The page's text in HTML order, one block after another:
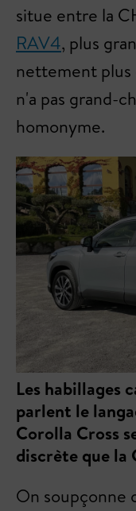
situe entre la
RAV4, plus
nettement plus
n'a pas grand-
homonyme.
Les habillages
parlent le
Corolla Cross
discrète que la
On soupçonne